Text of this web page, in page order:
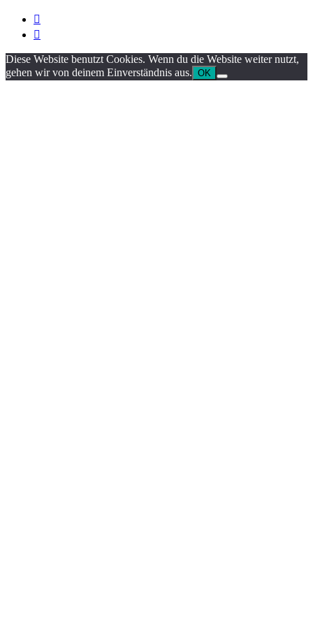


Diese Website benutzt Cookies. Wenn du die Website weiter nutzt,
gehen wir von deinem Einverständnis aus. OK